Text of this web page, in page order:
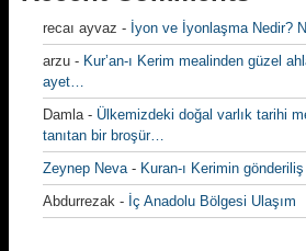
recaı ayvaz - İyon ve İyonlaşma Nedir?
arzu - Kur’an-ı Kerim mealinden güzel
ayet…
Damla- Ülkemizdeki doğal varlık tarihi
tanıtan bir broşür…
Zeynep Neva- Kuran-ı Kerimin
Abdurrezak - İç Anadolu Bölgesi Ulaşım